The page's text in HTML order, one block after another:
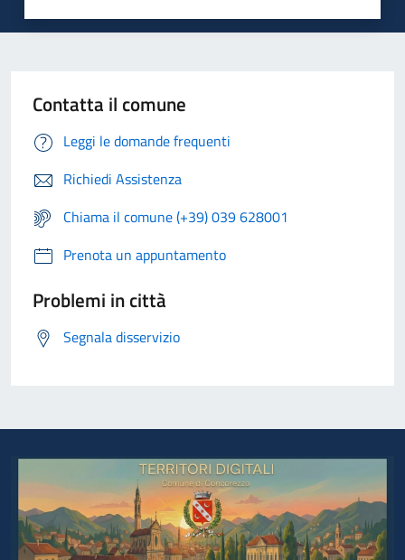
Contatta il comune
Leggi le domande frequenti
Richiedi Assistenza
Chiama il comune (+39) 039 628001
Prenota un appuntamento
Problemi in città
Segnala disservizio